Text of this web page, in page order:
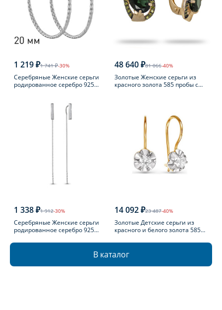
1 219 ₽1 741 ₽-30%
Серебряные Женские серьги
родированное серебро 925
48 640 ₽81 066-40%
Золотые Женские серьги из
красного золота 585 пробы с
1 338 ₽1 912-30%
Серебряные Женские серьги
родированное серебро 925
14 092 ₽23 487-40%
Золотые Детские серьги из
красного и белого золота 585
В каталог